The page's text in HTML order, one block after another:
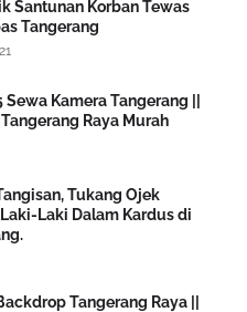
Santunan Korban Tewas
Tangerang
Kamera Tangerang ||
Raya Murah
Tukang Ojek
Laki Dalam Kardus di
Tangerang Raya ||